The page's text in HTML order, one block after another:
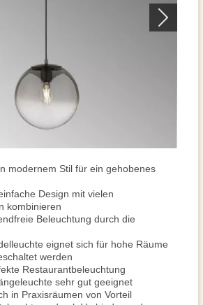
modernem Stil für ein gehobenes
Design mit vielen
kombinieren
Beleuchtung durch die
eignet sich für hohe Räume
werden
Restaurantbeleuchtung
sehr gut geeignet
in Praxisräumen von Vorteil